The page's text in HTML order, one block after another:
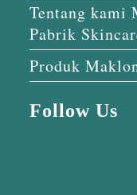
Tentang kami
Pabrik
Produk
Follow Us